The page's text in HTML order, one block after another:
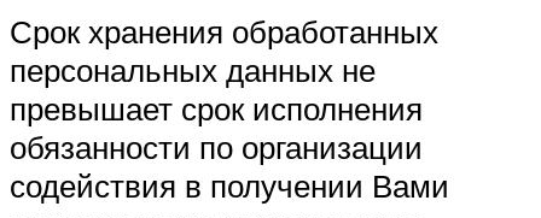
Срок хранения обработанных
персональных данных не
превышает срок исполнения
обязанности по организации
содействия в получении Вами